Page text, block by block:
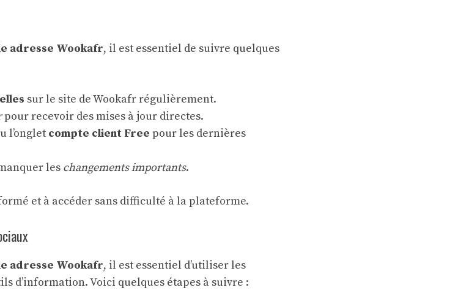
adresse Wookafr, il est essentiel de suivre quelques
sur le site de Wookafr régulièrement.
pour recevoir des mises à jour directes.
l’onglet compte client Free pour les dernières
les changements importants.
et à accéder sans difficulté à la plateforme.
adresse Wookafr, il est essentiel d’utiliser les
d’information. Voici quelques étapes à suivre :